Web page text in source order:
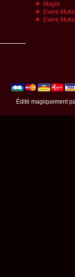
Magie
Evere
Evere
Édité magiquement